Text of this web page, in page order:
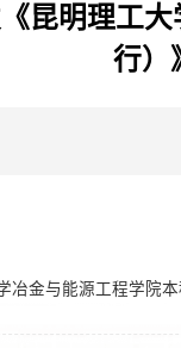
昆明理工
行）
冶金与能源工程学院